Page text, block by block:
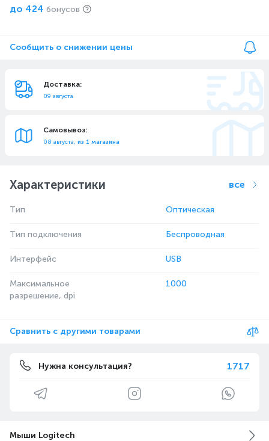
до 424 бонусов
Сообщить о снижении цены
Доставка:
09 августа
Самовывоз:
08 августа, из 1 магазина
Характеристики все
Тип Оптическая
Тип подключения Беспроводная
Интерфейс USB
Максимальное
разрешение, dpi
1000
Сравнить с другими товарами
Нужна консультация? 1717
Мыши Logitech